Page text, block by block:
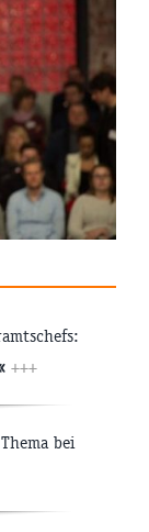
+++
bei